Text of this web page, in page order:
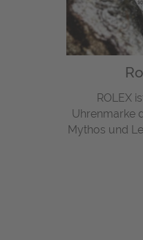
ROLEX
Uhrenmarke
Mythos und